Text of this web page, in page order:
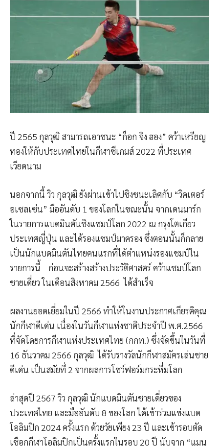
ปี 2565 กุลวุฒิ สามารถเอาชนะ “ก็อก จิง ฮอง” คว้าเหรียญ
ทองให้กับประเทศไทยในกีฬาซีเกมส์ 2022 ที่ประเทศ
เวียดนาม
นอกจากนี้ วิว กุลวุฒิ ยังผ่านเข้าไปชิงชนะเลิศกับ “วิคเตอร์
อเซลเซ่น” มืออันดับ 1 ของโลกในขณะนั้น จากเดนมาร์ก
ในรายการแบดมินตันชิงแชมป์โลก 2022 ณ กรุงโตเกียว
ประเทศญี่ปุ่น และได้รองแชมป์มาครอง ซึ่งตอนนั้นก็กลาย
เป็นนักแบดมินตันไทยคนแรกที่ได้ตำแหน่งรองแชมป์ใน
รายการนี้ ก่อนจะสร้างสร้างประวัติศาสตร์ คว้าแชมป์โลก
ชายเดี่ยว ในเดือนสิงหาคม 2566 ได้สำเร็จ
ผลงานยอดเยี่ยมในปี 2566 ทำให้ในงานประกาศเกียรติคุณ
นักกีฬาดีเด่น เนื่องในวันกีฬาแห่งชาติประจำปี พ.ศ.2566
ที่จัดโดยการกีฬาแห่งประเทศไทย (กกท.) ซึ่งจัดขึ้นในวันที่
16 ธันวาคม 2566 กุลวุฒิ ได้รับรางวัลนักกีฬาสมัครเล่นชาย
ดีเด่น เป็นสมัยที่ 2 จากผลการโชว์ฟอร์มกระหึ่มโลก
ล่าสุดปี 2567 วิว กุลวุฒิ นักแบดมินตันชายเดี่ยวของ
ประเทศไทย และมืออันดับ 8 ของโลก ได้เข้าร่วมแข่งแบด
โอลิมปิก 2024 ครั้งแรก ด้วยวัยเพียง 23 ปี และเข้ารอบตัด
เชือกกีฬาโอลิมปิกเป็นครั้งแรกในรอบ 20 ปี นับจาก “แมน